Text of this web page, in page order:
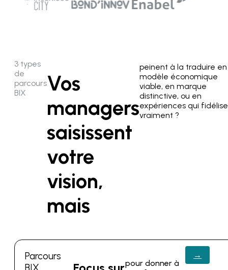
3 types
de
parcours
BIX
Vos
managers
saisissent
votre
vision,
mais
peinent à la traduire en
modèle économique
viable, en marque
distinctive, ou en
expériences qui
vraiment ?
Parcours
BIX
pour donner à
→